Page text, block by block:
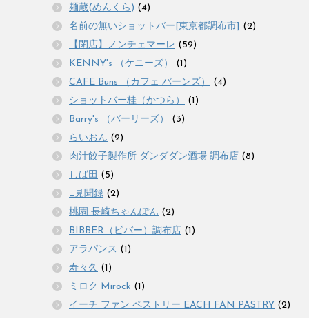
麺蔵(めんくら) (4)
名前の無いショットバー[東京都調布市]
(2)
【閉店】ノンチェマーレ (59)
KENNY's （ケニーズ）
(1)
CAFE Buns （カフェ バーンズ）
(4)
ショットバー桂（かつら）
(1)
Barry's （バーリーズ）
(3)
らいおん (2)
肉汁餃子製作所 ダンダダン酒場 調布店 (8)
しば田 (5)
_見聞録 (2)
桃園 長崎ちゃんぽん (2)
BIBBER（ビバー）調布店 (1)
アラパンス (1)
寿々久 (1)
ミロク Mirock (1)
イーチ ファン ペストリー EACH FAN PASTRY (2)